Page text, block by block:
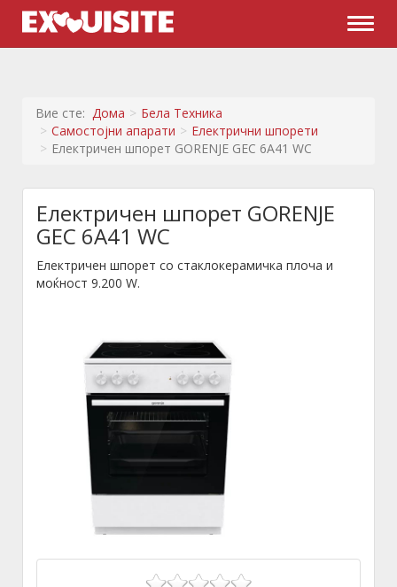
Вие сте: Дома
Бела Техника
Самостојни апарати
Електрични шпорети
Електричен шпорет GORENJE GEC 6A41 WC
Електричен шпорет GORENJE
GEC 6A41 WC
Електричен шпорет со стаклокерамичка плоча и
моќност 9.200 W.